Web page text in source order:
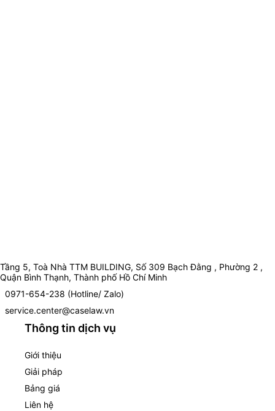
Tầng 5, Toà Nhà TTM BUILDING, Số 309 Bạch Đằng , Phường 2 ,
Quận Bình Thạnh, Thành phố Hồ Chí Minh
0971-654-238 (Hotline/ Zalo)
service.center@caselaw.vn
Thông tin dịch vụ
Giới thiệu
Giải pháp
Bảng giá
Liên hệ